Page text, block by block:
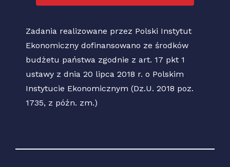
Zadania realizowane przez Polski Instytut
Ekonomiczny dofinansowano ze środków
budżetu państwa zgodnie z art. 17 pkt 1
ustawy z dnia 20 lipca 2018 r. o Polskim
Instytucie Ekonomicznym (Dz.U. 2018 poz.
1735, z późn. zm.)